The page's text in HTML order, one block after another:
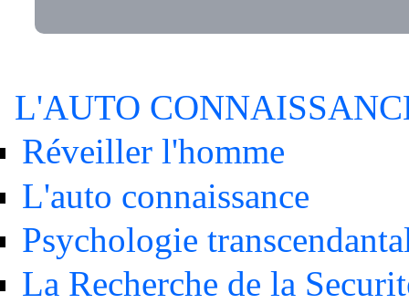
L'AUTO
Réveiller l'homme
L'auto connaissance
Psychologie
La Recherche de la